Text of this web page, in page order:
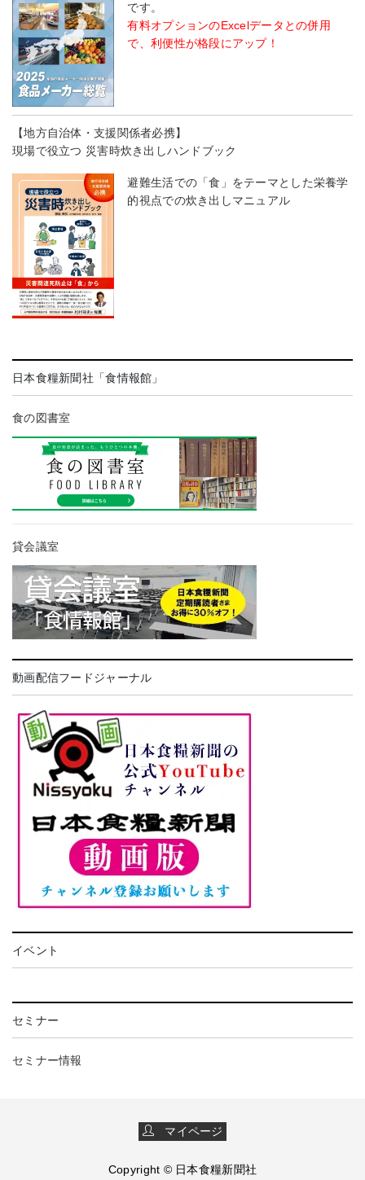
です。
有料オプションのExcelデータとの併用
で、利便性が格段にアップ！
【地方自治体・支援関係者必携】
現場で役立つ 災害時炊き出しハンドブック
避難生活での「食」をテーマとした栄養学
的視点での炊き出しマニュアル
日本食糧新聞社「食情報館」
食の図書室
貸会議室
動画配信フードジャーナル
イベント
セミナー
セミナー情報
マイページ
Copyright © 日本食糧新聞社